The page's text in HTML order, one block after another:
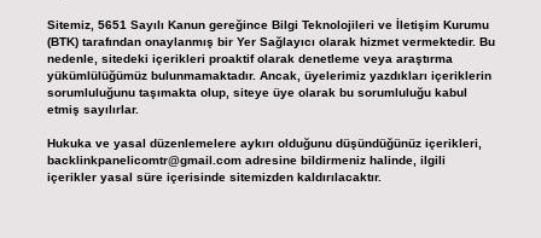
Sitemiz, 5651 Sayılı Kanun gereğince Bilgi Teknolojileri ve İletişim Kurumu
(BTK) tarafından onaylanmış bir Yer Sağlayıcı olarak hizmet vermektedir. Bu
nedenle, sitedeki içerikleri proaktif olarak denetleme veya araştırma
yükümlülüğümüz bulunmamaktadır. Ancak, üyelerimiz yazdıkları içeriklerin
sorumluluğunu taşımakta olup, siteye üye olarak bu sorumluluğu kabul
etmiş sayılırlar.
Hukuka ve yasal düzenlemelere aykırı olduğunu düşündüğünüz içerikleri,
backlinkpanelicomtr@gmail.comadresine bildirmeniz halinde, ilgili
içerikler yasal süre içerisinde sitemizden kaldırılacaktır.